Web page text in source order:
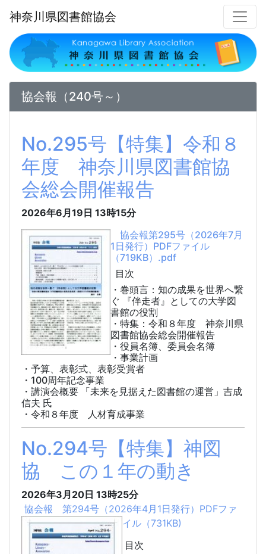
神奈川県図書館協会
協会報（240号～）
No.295号【特集】令和８
年度 神奈川県図書館協
会総会開催報告
2026年6月19日 13時15分
協会報第295号（2026年7月
1日発行）PDFファイル
（719KB）.pdf
目次
・巻頭言：知の成果を世界へ繋
ぐ 『伴走者』としての大学図
書館の役割
・特集：令和８年度 神奈川県
図書館協会総会開催報告
・役員名簿、委員会名簿
・事業計画
・予算、表彰式、表彰受賞者
・100周年記念事業
・講演会概要 「未来を見据えた図書館の運営」吉成
信夫 氏
・令和８年度 人材育成事業
No.294号【特集】神図
協 この１年の動き
2026年3月20日 13時25分
協会報 第294号（2026年4月1日発行）PDFファ
イル（731KB)
目次